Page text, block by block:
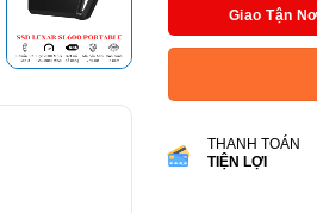
Giao Tận
THANH TOÁN
TIỆN LỢI